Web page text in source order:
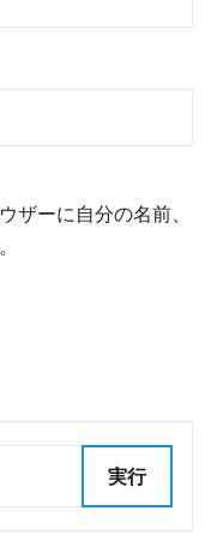
ザーに自分の名前、
実行